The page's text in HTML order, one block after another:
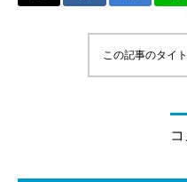
この記事のタイ